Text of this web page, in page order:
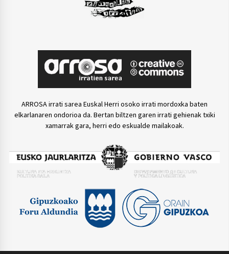
ARROSA irrati sarea Euskal Herri osoko irrati mordoxka baten
elkarlanaren ondorioa da. Bertan biltzen garen irrati gehienak txiki
xamarrak gara, herri edo eskualde mailakoak.